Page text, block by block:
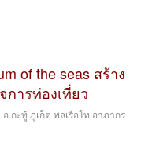
of the seas สร้าง
ารท่องเที่ยว
กะทู้ ภูเก็ต พลเรือโท อาภากร